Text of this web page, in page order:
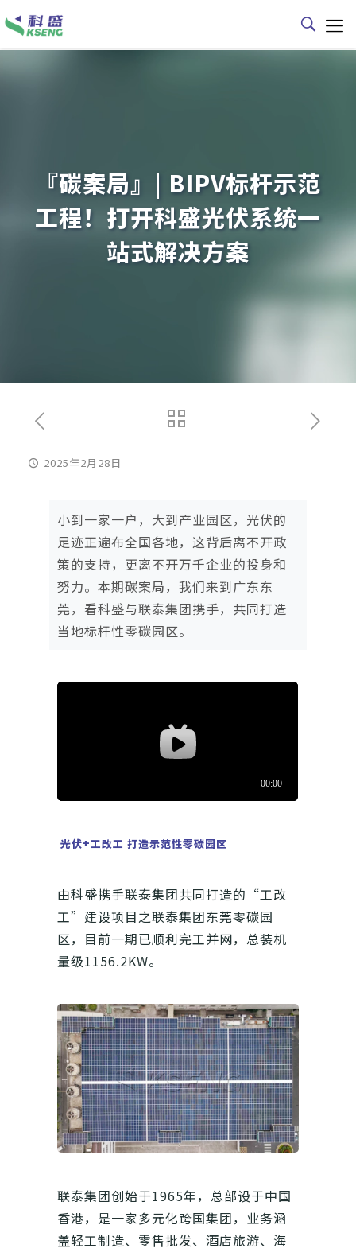
『碳案局』| BIPV标杆示范
工程！打开科盛光伏系统一
站式解决方案
2025年2月28日
小到一家一户，大到产业园区，光伏的
足迹正遍布全国各地，这背后离不开政
策的支持，更离不开万千企业的投身和
努力。本期碳案局，我们来到广东东
莞，看科盛与联泰集团携手，共同打造
当地标杆性零碳园区。
光伏+工改工 打造示范性零碳园区
由科盛携手联泰集团共同打造的“工改
工”建设项目之联泰集团东莞零碳园
区，目前一期已顺利完工并网，总装机
量级1156.2KW。
联泰集团创始于1965年，总部设于中国
香港，是一家多元化跨国集团，业务涵
盖轻工制造、零售批发、酒店旅游、海